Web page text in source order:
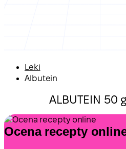
Leki
Albutein
ALBUTEIN 50
Ocena recepty